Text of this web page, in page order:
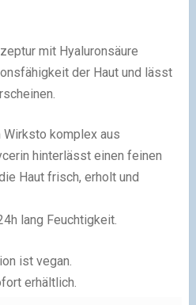
mit Hyaluronsäure
der Haut und lässt
komplex aus
hinterlässt einen feinen
Haut frisch, erholt und
lang Feuchtigkeit.
ist vegan.
erhältlich.